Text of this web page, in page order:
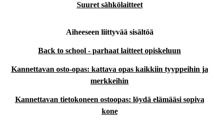
Suuret sähkölaitteet
Aiheeseen liittyvää sisältöä
Back to school - parhaat laitteet opiskeluun
Kannettavan osto-opas: kattava opas kaikkiin tyyppeihin ja
merkkeihin
Kannettavan tietokoneen ostoopas: löydä elämääsi sopiva
kone